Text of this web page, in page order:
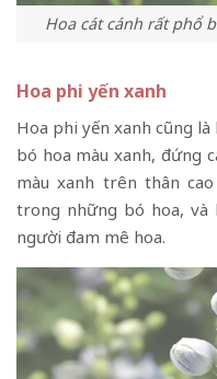
Hoa cát cánh rất phổ
Hoa phi yến xanh
Hoa phi yến xanh cũng
bó hoa màu xanh, đứng
màu xanh trên thân
trong những bó hoa, và
người đam mê hoa.